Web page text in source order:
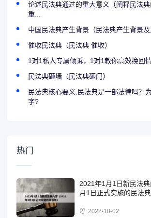
论述民法典通过的重大意义（阐释民法
重...
中国民法典产生背景（民法典产生背景及
催收民法典（民法典 催收）
1对1私人专属倾诉，1对1教你高效挽回
民法典砸墙（民法典砸门）
民法典核心要义,民法典是一部法律吗？
字?
热门
2021年1月1日新民法
月1日正式实施的民法典
2022-10-02